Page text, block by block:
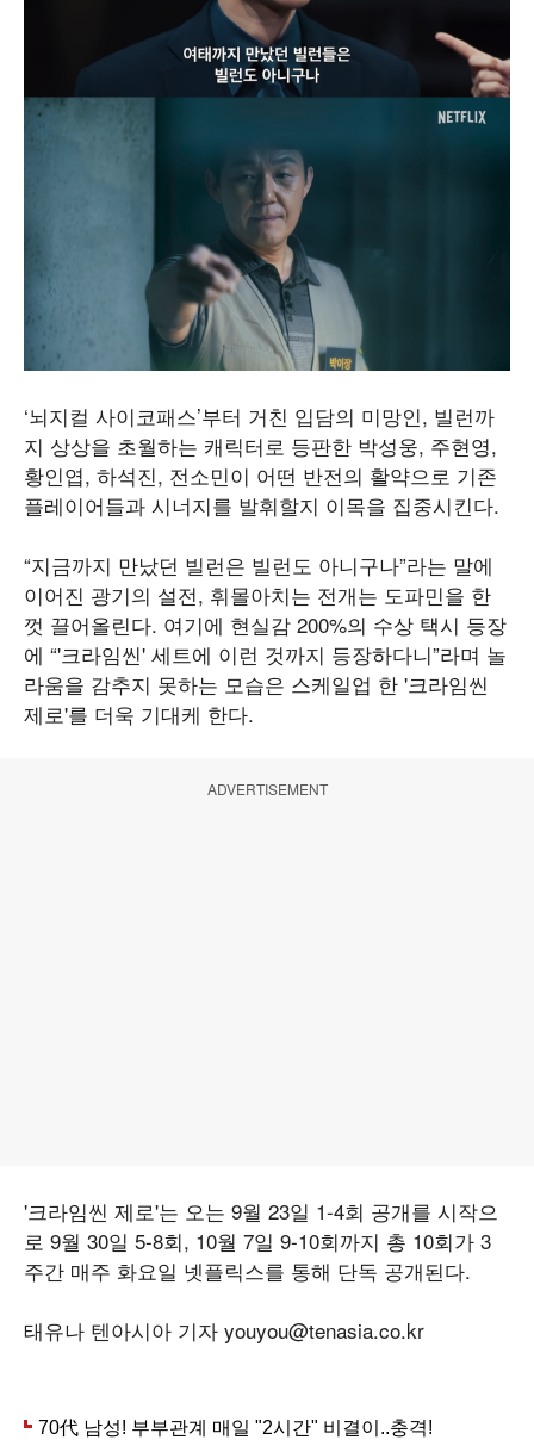
‘뇌지컬 사이코패스’부터 거친 입담의 미망인, 빌런까
지 상상을 초월하는 캐릭터로 등판한 박성웅, 주현영,
황인엽, 하석진, 전소민이 어떤 반전의 활약으로 기존
플레이어들과 시너지를 발휘할지 이목을 집중시킨다.
“지금까지 만났던 빌런은 빌런도 아니구나”라는 말에
이어진 광기의 설전, 휘몰아치는 전개는 도파민을 한
껏 끌어올린다. 여기에 현실감 200%의 수상 택시 등장
에 “'크라임씬' 세트에 이런 것까지 등장하다니”라며 놀
라움을 감추지 못하는 모습은 스케일업 한 '크라임씬
제로'를 더욱 기대케 한다.
ADVERTISEMENT
'크라임씬 제로'는 오는 9월 23일 1-4회 공개를 시작으
로 9월 30일 5-8회, 10월 7일 9-10회까지 총 10회가 3
주간 매주 화요일 넷플릭스를 통해 단독 공개된다.
태유나 텐아시아 기자 youyou@tenasia.co.kr